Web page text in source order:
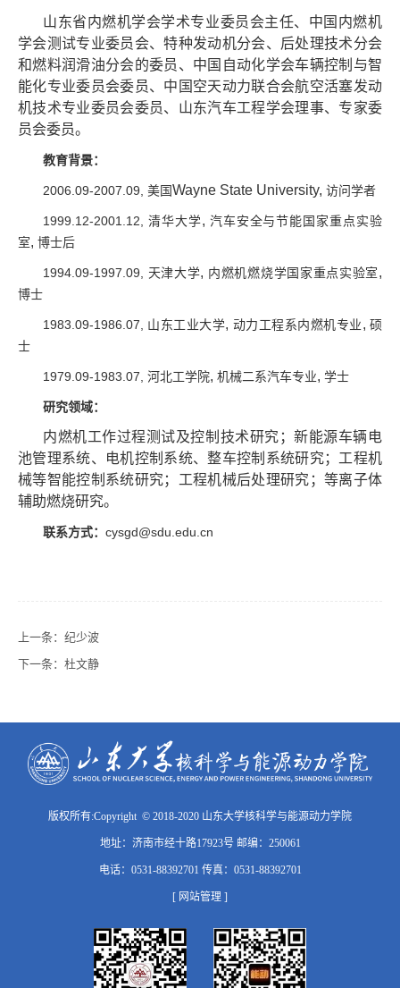
山东省内燃机学会学术专业委员会主任、中国内燃机
学会测试专业委员会、特种发动机分会、后处理技术分会
和燃料润滑油分会的委员、中国自动化学会车辆控制与智
能化专业委员会委员、中国空天动力联合会航空活塞发动
机技术专业委员会委员、山东汽车工程学会理事、专家委
员会委员。
教育背景：
2006.09-2007.09, 美国Wayne State University, 访问学者
1999.12-2001.12, 清华大学, 汽车安全与节能国家重点实验
室, 博士后
1994.09-1997.09, 天津大学, 内燃机燃烧学国家重点实验室,
博士
1983.09-1986.07, 山东工业大学, 动力工程系内燃机专业,硕
士
1979.09-1983.07, 河北工学院, 机械二系汽车专业, 学士
研究领域：
内燃机工作过程测试及控制技术研究；新能源车辆电
池管理系统、电机控制系统、整车控制系统研究；工程机
械等智能控制系统研究；工程机械后处理研究；等离子体
辅助燃烧研究。
联系方式： cysgd@sdu.edu.cn
上一条： 纪少波
下一条： 杜文静
版权所有:Copyright © 2018-2020 山东大学核科学与能源动力学院
地址：济南市经十路17923号 邮编：250061
电话：0531-88392701 传真：0531-88392701
[ 网站管理 ]